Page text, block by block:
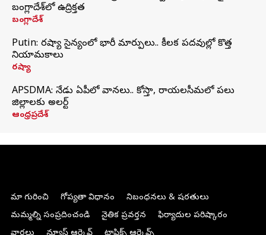
బంగ్లాదేశ్‌లో ఉద్రిక్తత
బంగ్లాదేశ్
Putin: రష్యా సైన్యంలో భారీ మార్పులు.. కీలక పదవుల్లో కొత్త
నియామకాలు
రష్యా
APSDMA: నేడు ఏపీలో వానలు.. కోస్తా, రాయలసీమలో పలు
జిల్లాలకు అలర్ట్
ఆంధ్రప్రదేశ్
మా గురించి గోప్యతా విధానం
నిబంధనలు & షరతులు
మమ్మల్ని సంప్రదించండి
నైతిక ప్రవర్తన
ఫిర్యాదుల పరిష్కారం